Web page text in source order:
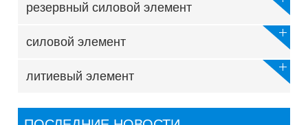
резервный силовой элемент
силовой элемент
литиевый элемент